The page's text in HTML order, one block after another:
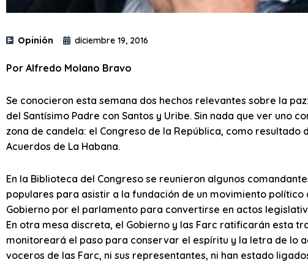
Opinión diciembre 19, 2016
Por Alfredo Molano Bravo
Se conocieron esta semana dos hechos relevantes sobre la
del Santísimo Padre con Santos y Uribe. Sin nada que ver uno
zona de candela: el Congreso de la República, como
Acuerdos de La Habana.
En la Biblioteca del Congreso se reunieron algunos
populares para asistir a la fundación de un movimiento
Gobierno por el parlamento para convertirse en actos
En otra mesa discreta, el Gobierno y las Farc ratificarán esta
monitoreará el paso para conservar el espíritu y la letra de lo
voceros de las Farc, ni sus representantes, ni han estado